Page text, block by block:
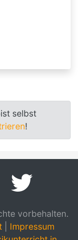
selbst
!
vorbehalten.
Impressum